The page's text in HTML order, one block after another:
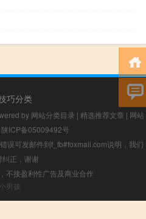
巧分类
by 网站分类目录 | 精选推荐文章 | 网站
陕ICP备05009492号
误可发邮件到f_fb#foxmail.com说明，我们
纠正，谢谢
不接盈利性广告及商业合作
小男孩